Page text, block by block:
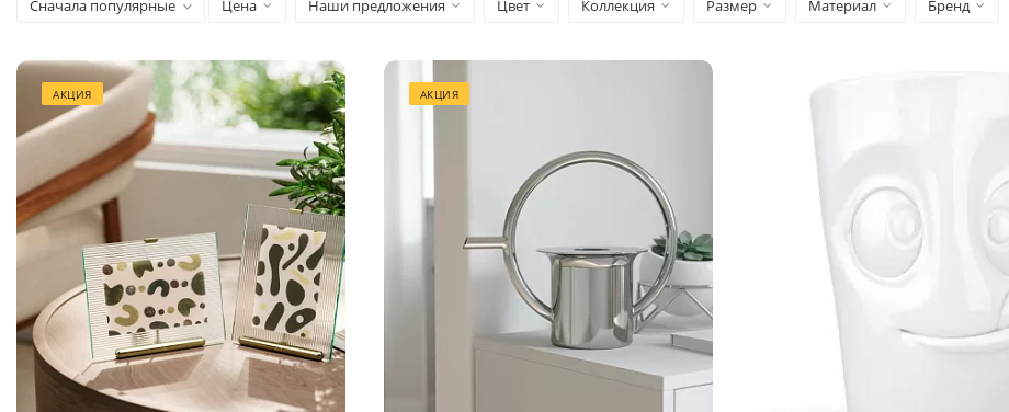
Сначала популярные Цена Наши предложения Цвет Коллекция Размер Материал Бренд
АКЦИЯ АКЦИЯ